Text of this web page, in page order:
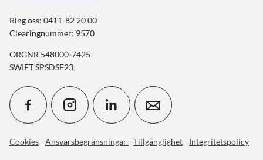
Ring oss: 0411-82 20 00
Clearingnummer: 9570
ORGNR 548000-7425
SWIFT SPSDSE23
Cookies-Ansvarsbegränsningar-Tillgänglighet- Integritetspolicy